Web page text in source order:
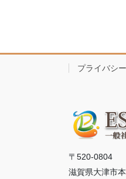
ペ
ー
送
り
プライバシ
〒520-0804
滋賀県大津市